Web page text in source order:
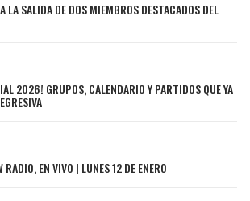
LA SALIDA DE DOS MIEMBROS DESTACADOS DEL
2026! GRUPOS, CALENDARIO Y PARTIDOS QUE YA
EN VIVO | LUNES 12 DE ENERO